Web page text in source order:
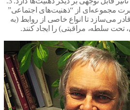
از “ذهنیت‌های اجتماعی”
تا انواع خاصی از روابط (به
سلطه، مراقبتی) را ایجاد کنند.